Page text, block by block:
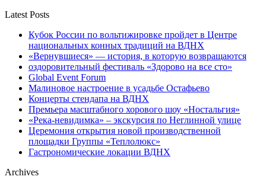
Latest Posts
Кубок России по вольтижировке пройдет в Центре
национальных конных традиций на ВДНХ
«Вернувшиеся» — история, в которую возвращаются
оздоровительный фестиваль «Здорово на все сто»
Global Event Forum
Малиновое настроение в усадьбе Остафьево
Концерты стендапа на ВДНХ
Премьера масштабного хорового шоу «Ностальгия»
«Река-невидимка» – экскурсия по Неглинной улице
Церемония открытия новой производственной
площадки Группы «Теплолюкс»
Гастрономические локации ВДНХ
Archives